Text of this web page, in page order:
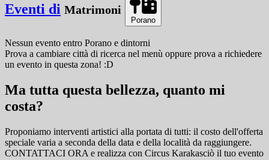
Eventi di Matrimoni
Porano
Nessun evento entro Porano e dintorni
Prova a cambiare città di ricerca nel menù oppure prova a richiedere
un evento in questa zona! :D
Ma tutta questa bellezza, quanto mi
costa?
Proponiamo interventi artistici alla portata di tutti: il costo dell'offerta
speciale varia a seconda della data e della località da raggiungere.
CONTATTACI ORA e realizza con Circus Karakasciò il tuo evento